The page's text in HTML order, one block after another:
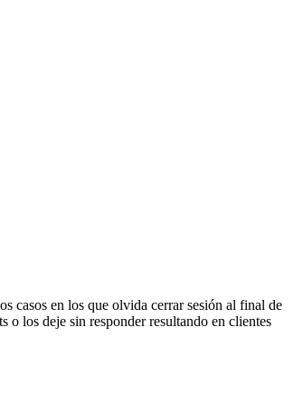
casos en los que olvida cerrar sesión al final de
o los deje sin responder resultando en clientes